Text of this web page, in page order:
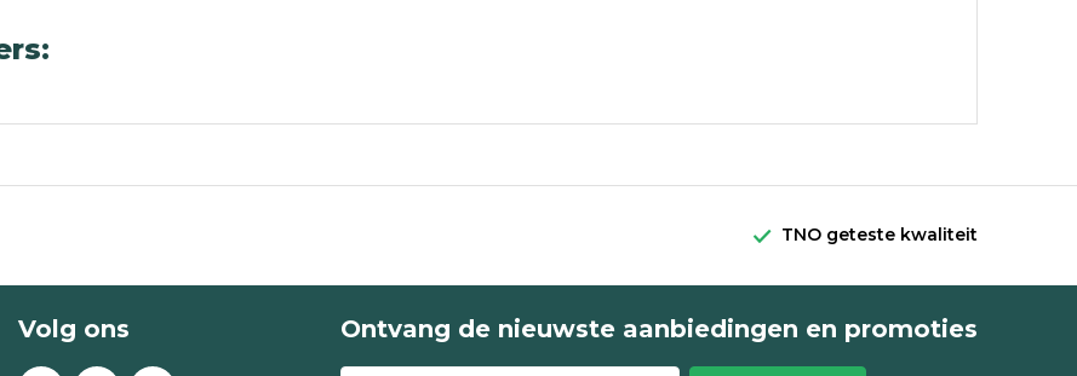
situaties waarin een hogere filtratie wenselijk is, bijvoorbeeld in de zorg, industrie, bouw,
EN149:2001+A1:2009.
TNO geteste kwaliteit
Volg ons Ontvang de nieuwste aanbiedingen en promoties